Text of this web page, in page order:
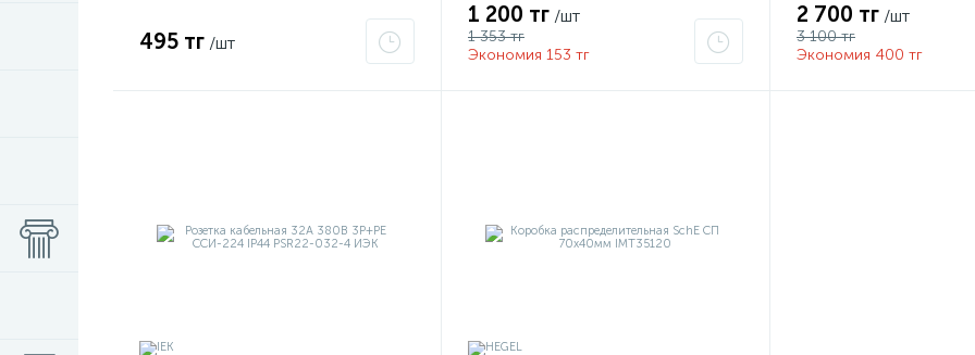
495 тг /шт
1 200 тг /шт
1 353 тг
Экономия 153 тг
2 700 тг /шт
3 100 тг
Экономия 400 тг